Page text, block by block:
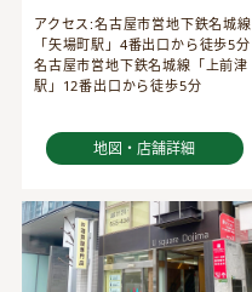
アクセス:名古屋市営地下鉄名城線
「矢場町駅」4番出口から徒歩5分
名古屋市営地下鉄名城線「上前津
駅」12番出口から徒歩5分
地図・店舗詳細